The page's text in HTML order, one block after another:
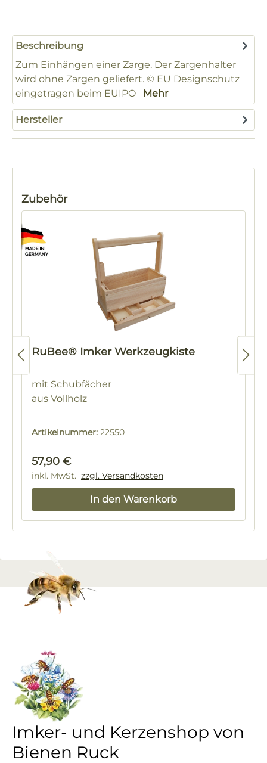
Beschreibung
Zum Einhängen einer Zarge. Der Zargenhalter
wird ohne Zargen geliefert. © EU Designschutz
eingetragen beim EUIPO Mehr
Hersteller
Produktgalerie überspringen
Zubehör
RuBee® Imker Werkzeugkiste
mit Schubfächer
aus Vollholz
Artikelnummer: 22550
Regulärer Preis:
57,90 €
inkl. MwSt. zzgl. Versandkosten
In den Warenkorb
Imker- und Kerzenshop von
Bienen Ruck